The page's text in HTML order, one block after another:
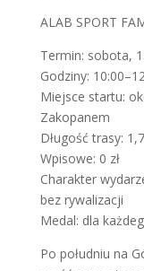
ALAB SPORT
Termin: sobota,
Godziny:
Miejsce startu:
Zakopanem
Długość trasy:
Wpisowe: 0 zł
Charakter
bez rywalizacji
Medal: dla
Po południu na